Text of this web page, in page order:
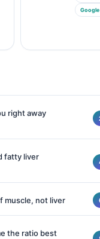
right away
fatty liver
muscle, not liver
the ratio best